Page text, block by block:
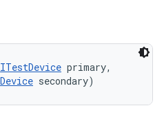
ITestDevice primary,
secondary)